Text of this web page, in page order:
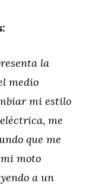
la
medio
mi estilo
me
que me
mi moto
a un